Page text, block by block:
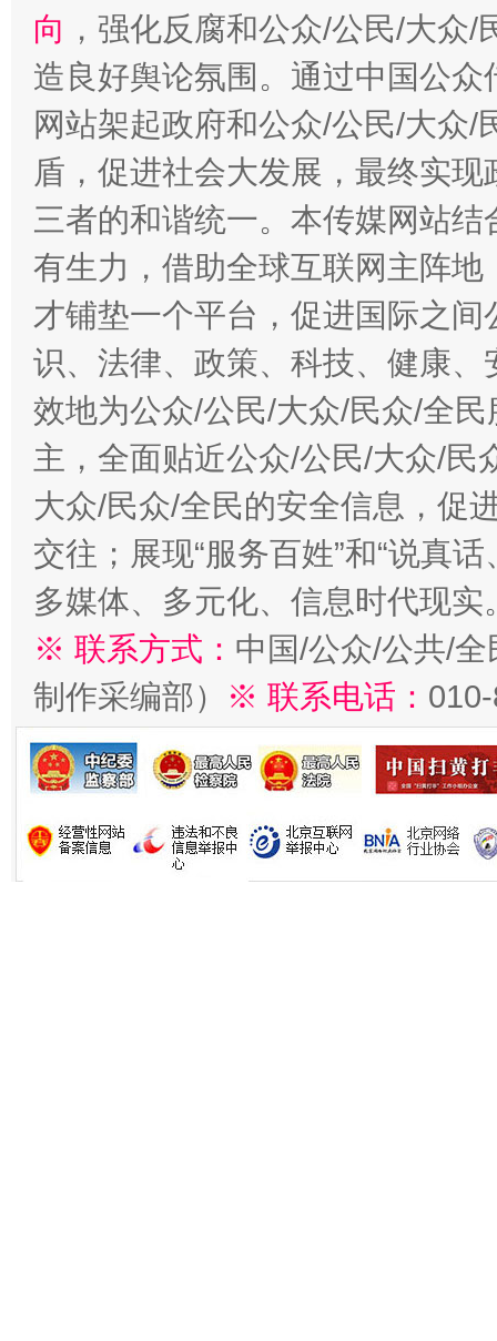
向 ，强化反腐和公众/公民/大众
造良好舆论氛围。通过中国公
网站架起政府和公众/公民/大众
盾，促进社会大发展，最终实
三者的和谐统一。本传媒网站
有生力，借助全球互联网主阵
才铺垫一个平台，促进国际之
识、法律、政策、科技、健康
效地为公众/公民/大众/民众/全
主，全面贴近公众/公民/大众/民
大众/民众/全民的安全信息，促
交往；展现“服务百姓”和“说真
多媒体、多元化、信息时代现实
※ 联系方式： 中国/公众/公共/
制作采编部）
※ 联系电话：